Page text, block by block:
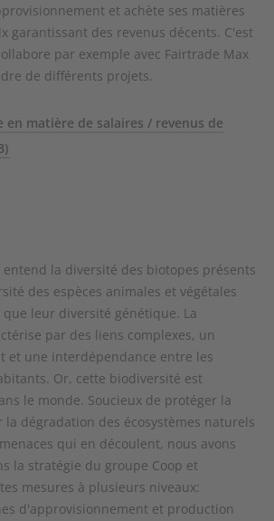
et achète ses matières
garantissant des revenus décents. C'est
par exemple avec Fairtrade Max
de différents projets.
matière de salaires / revenus de
la diversité des biotopes présents
des espèces animales et végétales
leur diversité génétique. La
par des liens complexes, un
et une interdépendance entre les
Or, cette biodiversité est
le monde. Soucieux de protéger la
dégradation des écosystèmes naturels
qui en découlent, nous avons
la stratégie du groupe Coop et
mesures à plusieurs niveaux:
d'approvisionnement et production